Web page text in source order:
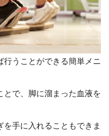
うことができる簡単メニ
とで、脚に溜まった血液を
を手に入れることもできま